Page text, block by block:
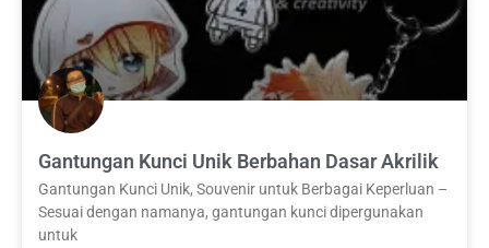
Gantungan Kunci Unik Berbahan Dasar Akrilik
Gantungan Kunci Unik, Souvenir untuk Berbagai Keperluan –
Sesuai dengan namanya, gantungan kunci dipergunakan
untuk